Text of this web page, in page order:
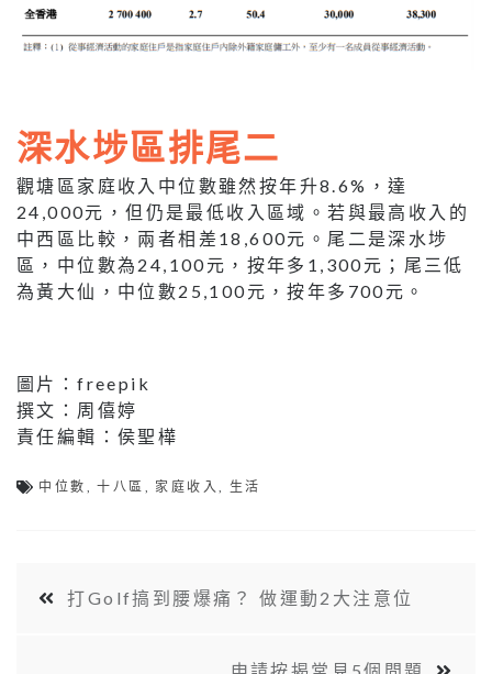
深水埗區排尾二
觀塘區家庭收入中位數雖然按年升8.6%，達
24,000元，但仍是最低收入區域。若與最高收入的
中西區比較，兩者相差18,600元。尾二是深水埗
區，中位數為24,100元，按年多1,300元；尾三低
為黃大仙，中位數25,100元，按年多700元。
圖片：freepik
撰文：周僖婷
責任編輯：侯聖樺
中位數 ,十八區 家庭收入 生活
打Golf搞到腰爆痛？ 做運動2大注意位